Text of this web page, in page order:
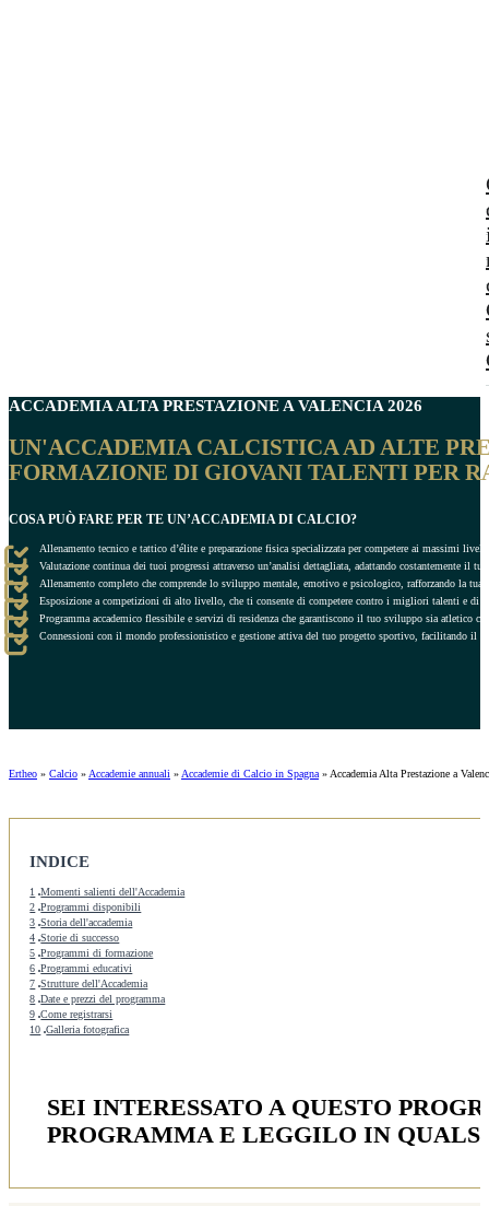
ACCADEMIA ALTA PRESTAZIONE A VALENCIA 2026
UN'ACCADEMIA CALCISTICA AD ALTE
FORMAZIONE DI GIOVANI TALENTI PER
COSA PUÒ FARE PER TE UN’ACCADEMIA DI CALCIO?
Allenamento tecnico e tattico d’élite e preparazione fisica specializzata per competere ai massimi
Valutazione continua dei tuoi progressi attraverso un’analisi dettagliata, adattando costantemente il
Allenamento completo che comprende lo sviluppo mentale, emotivo e psicologico, rafforzando la tua
Esposizione a competizioni di alto livello, che ti consente di competere contro i migliori talenti e di
Programma accademico flessibile e servizi di residenza che garantiscono il tuo sviluppo sia atletico
Connessioni con il mondo professionistico e gestione attiva del tuo progetto sportivo, facilitando
Ertheo » Calcio » Accademie annuali » Accademie di Calcio in Spagna » Accademia Alta Prestazione a
INDICE
1
Momenti salienti dell'Accademia
2 Programmi disponibili
3 Storia dell'accademia
4 Storie di successo
5 Programmi di formazione
6 Programmi educativi
7 Strutture dell'Accademia
8 Date e prezzi del programma
9 Come registrarsi
10 Galleria fotografica
SEI INTERESSATO A QUESTO
PROGRAMMA E LEGGILO IN